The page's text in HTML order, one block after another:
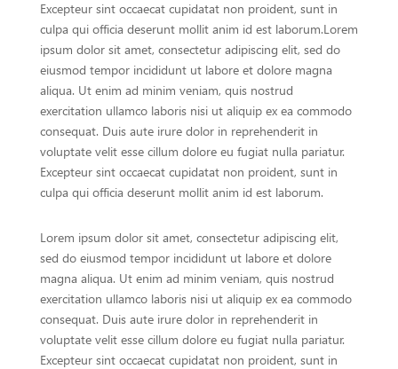
Excepteur sint occaecat cupidatat non proident, sunt in
culpa qui officia deserunt mollit anim id est laborum.Lorem
ipsum dolor sit amet, consectetur adipiscing elit, sed do
eiusmod tempor incididunt ut labore et dolore magna
aliqua. Ut enim ad minim veniam, quis nostrud
exercitation ullamco laboris nisi ut aliquip ex ea commodo
consequat. Duis aute irure dolor in reprehenderit in
voluptate velit esse cillum dolore eu fugiat nulla pariatur.
Excepteur sint occaecat cupidatat non proident, sunt in
culpa qui officia deserunt mollit anim id est laborum.
Lorem ipsum dolor sit amet, consectetur adipiscing elit,
sed do eiusmod tempor incididunt ut labore et dolore
magna aliqua. Ut enim ad minim veniam, quis nostrud
exercitation ullamco laboris nisi ut aliquip ex ea commodo
consequat. Duis aute irure dolor in reprehenderit in
voluptate velit esse cillum dolore eu fugiat nulla pariatur.
Excepteur sint occaecat cupidatat non proident, sunt in